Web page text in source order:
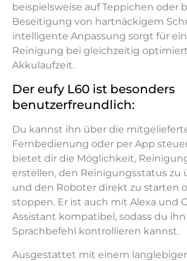
beispielsweise auf Teppichen oder
Beseitigung von hartnäckigem
intelligente Anpassung sorgt für
Reinigung bei gleichzeitig
Akkulaufzeit.
Der eufy L60 ist besonders
benutzerfreundlich:
Du kannst ihn über die
Fernbedienung oder per App
bietet dir die Möglichkeit,
erstellen, den Reinigungsstatus zu
und den Roboter direkt zu starten
stoppen. Er ist auch mit Alexa und
Assistant kompatibel, sodass du
Sprachbefehl kontrollieren kannst.
Ausgestattet mit einem